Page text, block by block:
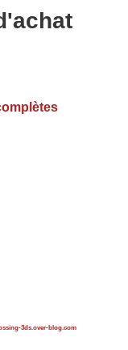
3ds.over-blog.com